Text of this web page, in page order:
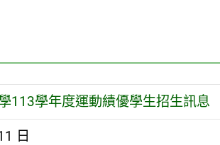
113學年度運動績優學生招生訊息
日